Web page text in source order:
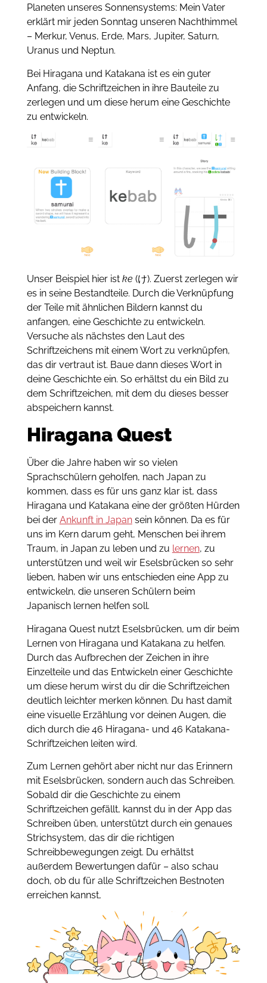
Planeten unseres Sonnensystems: Mein Vater
erklärt mir jeden Sonntag unseren Nachthimmel
– Merkur, Venus, Erde, Mars, Jupiter, Saturn,
Uranus und Neptun.
Bei Hiragana und Katakana ist es ein guter
Anfang, die Schriftzeichen in ihre Bauteile zu
zerlegen und um diese herum eine Geschichte
zu entwickeln.
Unser Beispiel hier ist ke (け). Zuerst zerlegen wir
es in seine Bestandteile. Durch die Verknüpfung
der Teile mit ähnlichen Bildern kannst du
anfangen, eine Geschichte zu entwickeln.
Versuche als nächstes den Laut des
Schriftzeichens mit einem Wort zu verknüpfen,
das dir vertraut ist. Baue dann dieses Wort in
deine Geschichte ein. So erhältst du ein Bild zu
dem Schriftzeichen, mit dem du dieses besser
abspeichern kannst.
Hiragana Quest
Über die Jahre haben wir so vielen
Sprachschülern geholfen, nach Japan zu
kommen, dass es für uns ganz klar ist, dass
Hiragana und Katakana eine der größten Hürden
bei der Ankunft in Japansein können. Da es für
uns im Kern darum geht, Menschen bei ihrem
Traum, in Japan zu leben und zu lernen, zu
unterstützen und weil wir Eselsbrücken so sehr
lieben, haben wir uns entschieden eine App zu
entwickeln, die unseren Schülern beim
Japanisch lernen helfen soll.
Hiragana Quest nutzt Eselsbrücken, um dir beim
Lernen von Hiragana und Katakana zu helfen.
Durch das Aufbrechen der Zeichen in ihre
Einzelteile und das Entwickeln einer Geschichte
um diese herum wirst du dir die Schriftzeichen
deutlich leichter merken können. Du hast damit
eine visuelle Erzählung vor deinen Augen, die
dich durch die 46 Hiragana- und 46 Katakana-
Schriftzeichen leiten wird.
Zum Lernen gehört aber nicht nur das Erinnern
mit Eselsbrücken, sondern auch das Schreiben.
Sobald dir die Geschichte zu einem
Schriftzeichen gefällt, kannst du in der App das
Schreiben üben, unterstützt durch ein genaues
Strichsystem, das dir die richtigen
Schreibbewegungen zeigt. Du erhältst
außerdem Bewertungen dafür – also schau
doch, ob du für alle Schriftzeichen Bestnoten
erreichen kannst,